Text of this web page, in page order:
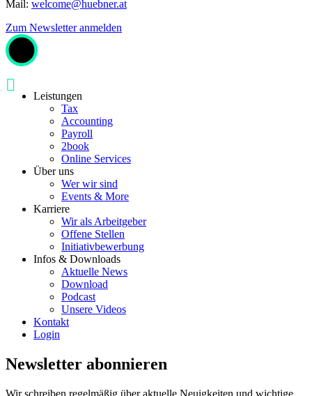
Mail: welcome@huebner.at
Zum Newsletter anmelden
Leistungen
Tax
Accounting
Payroll
2book
Online Services
Über uns
Wer wir sind
Events & More
Karriere
Wir als Arbeitgeber
Offene Stellen
Initiativbewerbung
Infos & Downloads
Aktuelle News
Download
Podcast
Unsere Videos
Kontakt
Login
Newsletter abonnieren
Wir schreiben regelmäßig über aktuelle Neuigkeiten und wichtige